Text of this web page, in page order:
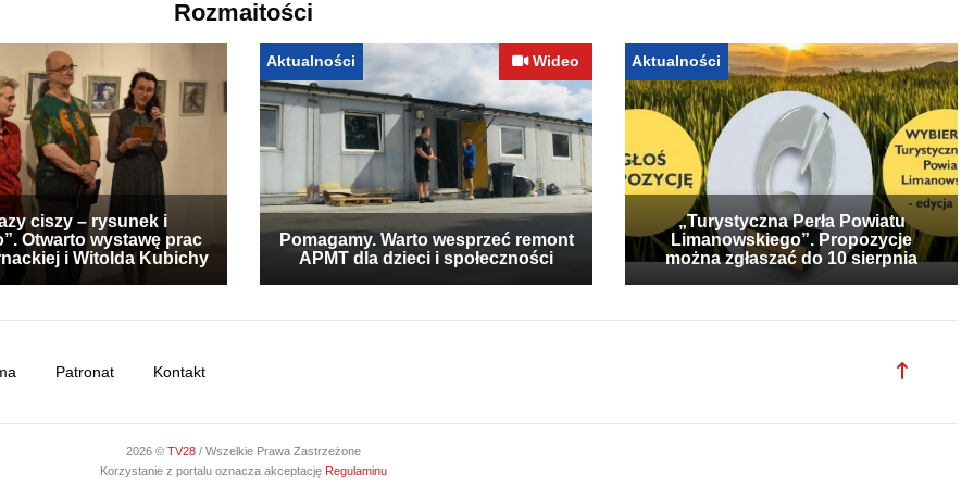
Rozmaitości
ciszy – rysunek i
Otwarto wystawę prac
i Witolda Kubichy
Aktualności Wideo
Pomagamy. Warto wesprzeć remont
APMT dla dzieci i społeczności
Aktualności
„Turystyczna Perła Powiatu
Limanowskiego”. Propozycje
można zgłaszać do 10 sierpnia
Patronat Kontakt
2026 © TV28 / Wszelkie Prawa Zastrzeżone
Korzystanie z portalu oznacza akceptację Regulaminu